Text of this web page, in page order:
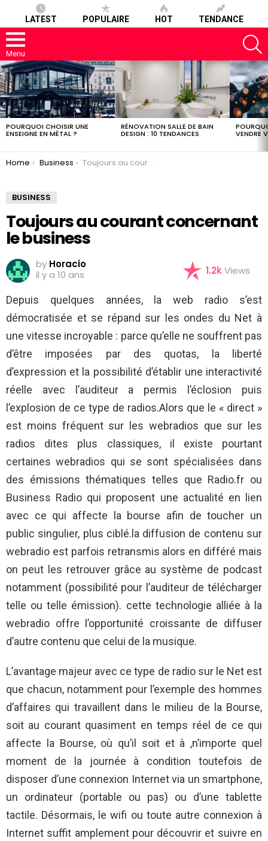
LATEST POPULAIRE HOT TENDANCE
Menu
LATEST
STORIES
POURQUOI CHOISIR UNE
ENSEIGNE EN MÉTAL ?
RÉNOVATION SALLE DE BAIN
DESIGN : 10 TENDANCES VENDRE
You are here:
Home Business Toujours au courant concernant le business
BUSINESS
Toujours au courant concernant
le business
by Horacio
il y a 10 ans
1.2kViews
Depuis quelques années, la web radio s’est
démocratisée et se répand sur les ondes du Net à
une vitesse incroyable : parce qu’elle ne souffrent pas
d’être imposées par des quotas, la liberté
d’expression et la possibilité d’établir une interactivité
réelle avec l’auditeur a permis l’éclosion puis
l’explosion de ce type de radios.Alors que le « direct »
est moins fréquent sur les webradios que sur les
radios dites plus classiques, il existe pourtant
certaines webradios qui se sont spécialisées dans
des émissions thématiques telles que Radio.fr ou
Business Radio qui proposent une actualité en lien
avec ce qui affecte la bourse afin de toucher un
public singulier, plus ciblé.la diffusion de contenu sur
webradio est parfois retransmis alors en différé mais
on peut les retrouver grâce au système de podcast
notamment (possibilité pour l’auditeur de télécharger
telle ou telle émission). cette technologie alliée à la
webradio offre l’opportunité croissante de diffuser
d’autre contenu que celui de la musique.
L’avantage majeur avec ce type de radio sur le Net est
que chacun, notamment pour l’exemple des hommes
d’affaires qui travaillent dans le milieu de la Bourse,
soit au courant quasiment en temps réel de ce qui
affecte la Bourse, où qu’il soit et à ,n’importe quel
moment de la journée à condition toutefois de
disposer d’une connexion Internet via un smartphone,
un ordinateur (portable ou pas) ou d’une tablette
tactile. Désormais, le wifi ou toute autre connexion à
Internet suffit amplement pour découvrir et suivre en